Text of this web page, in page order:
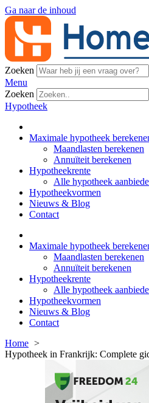
Ga naar de inhoud
Zoeken
Menu
Zoeken
Hypotheek
Maximale hypotheek
Maandlasten berekenen
Annuïteit berekenen
Hypotheekrente
Alle hypotheek
Hypotheekvormen
Nieuws & Blog
Contact
Maximale hypotheek
Maandlasten berekenen
Annuïteit berekenen
Hypotheekrente
Alle hypotheek
Hypotheekvormen
Nieuws & Blog
Contact
Home
Hypotheek in Frankrijk: Complete